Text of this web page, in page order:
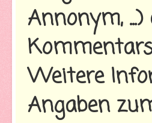
Annonym,
Weitere
Angaben